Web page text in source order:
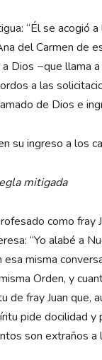
“Él se acogió
del Carmen de
Dios −que llama
a las
de Dios e
su ingreso a los
mitigada
como fray
“Yo alabé a
esa misma
Orden, y
de fray Juan que,
pide docilidad
son extraños a